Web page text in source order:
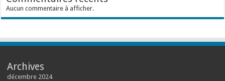
Aucun commentaire à afficher.
Archives
décembre 2024